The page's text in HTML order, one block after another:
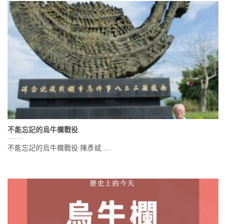
不能忘記的烏牛欄戰役
不能忘記的烏牛欄戰役 陳彥斌 ....